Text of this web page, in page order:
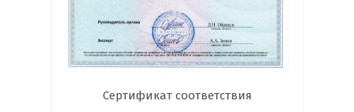
Сертификат соответствия